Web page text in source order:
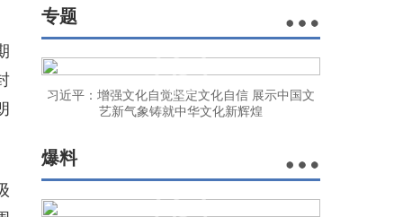
专题
习近平：增强文化自觉坚定文化自信 展示中国文
艺新气象铸就中华文化新辉煌
爆料